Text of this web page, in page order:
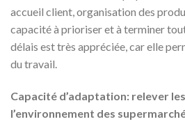
accueil client, organisation des
capacité à prioriser et à terminer
délais est très appréciée, car elle
du travail.
Capacité d’adaptation: relever
l’environnement des